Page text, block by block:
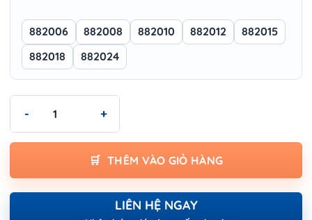
882006 882008 882010 882012
882015
882018
882024
THÊM VÀO GIỎ HÀNG
LIÊN HỆ NGAY